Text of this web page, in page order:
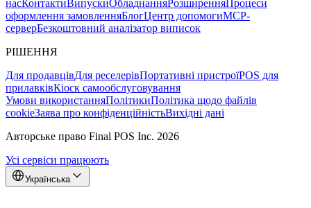
насКонтактиВипускиОбладнанняРозширенняПроцеси
оформлення замовленняБлогЦентр допомогиMCP-
серверБезкоштовний аналізатор виписок
РІШЕННЯ
Для продавцівДля реселерівПортативні пристроїPOS для
прилавківКіоск самообслуговування
Умови використанняПолітикиПолітика щодо файлів
cookieЗаява про конфіденційністьВихідні дані
Авторське право Final POS Inc. 2026
Усі сервіси працюють
Українська